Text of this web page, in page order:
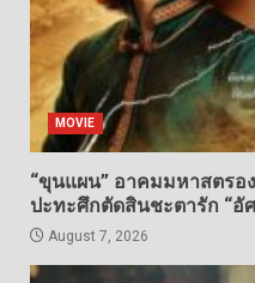
MOVIE
“ขุนแผน” อาคมมหาสตรอ
ปะทะศึกตัดสินชะตารัก “อั
August 7, 2026